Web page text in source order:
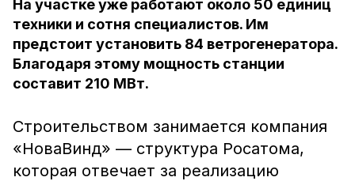
На участке уже работают около 50 единиц
техники и сотня специалистов. Им
предстоит установить 84 ветрогенератора.
Благодаря этому мощность станции
составит 210 МВт.
Строительством занимается компания
«НоваВинд» — структура Росатома,
которая отвечает за реализацию